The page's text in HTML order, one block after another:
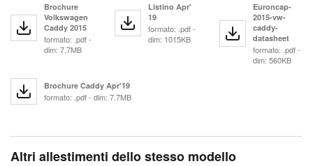
Brochure
Volkswagen
Caddy 2015
formato: .pdf -
dim: 7.7MB
Listino Apr'
19
formato: .pdf -
dim: 1015KB
Euroncap-
2015-vw-
caddy-
datasheet
formato: .pdf -
dim: 560KB
Brochure Caddy Apr'19
formato: .pdf - dim: 7.7MB
Altri allestimenti dello stesso modello